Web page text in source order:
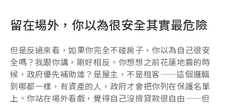
留在場外，你以為很安全其實最危險
但是反過來看，如果你完全不碰房子，你以為自己很安
全嗎？我跟你講，剛好相反。你想想之前花蓮地震的時
候，政府優先補助誰？是屋主，不是租客——這個邏輯
到哪都一樣，有資產的人，政府才會把你列在保護名單
上。你站在場外看戲，覺得自己沒揹貸款很自由——但